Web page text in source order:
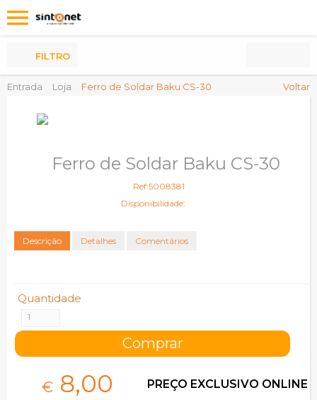
Entrada Loja Ferro de Soldar Baku CS-30 Voltar
FILTRO
Ferro de Soldar Baku CS-30
Ref:5008381
Disponibilidade:
Descrição Detalhes Comentários
Quantidade
€ 8,00 PREÇO EXCLUSIVO ONLINE